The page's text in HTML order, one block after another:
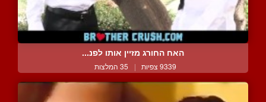
האח החורג מזיין אותו לפנ...
9339 צפיות | 35 המלצות